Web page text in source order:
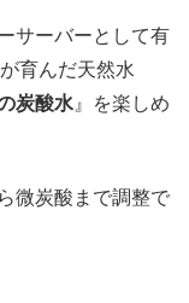
サーバーとして有
育んだ天然水
炭酸水 』を楽しめ
微炭酸まで調整で